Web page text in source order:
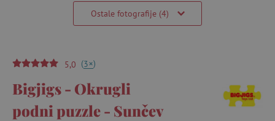
Ostale fotografije (4)
5,0 (3+)
Bigjigs - Okrugli
podni puzzle - Sunčev